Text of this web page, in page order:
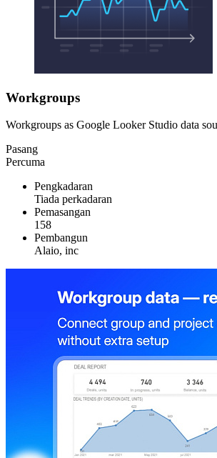
Workgroups
Workgroups as Google Looker Studio data
Pasang
Percuma
Pengkadaran
Tiada perkadaran
Pemasangan
158
Pembangun
Alaio, inc